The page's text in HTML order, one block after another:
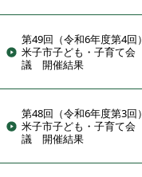
第49回（令和6年度第4回）
米子市子ども・子育て会
議 開催結果
第48回（令和6年度第3回）
米子市子ども・子育て会
議 開催結果